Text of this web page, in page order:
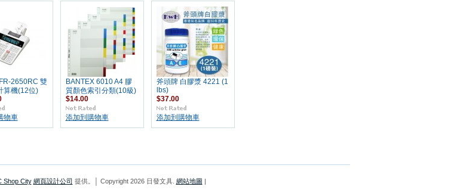
2650RC 雙
算機(12位)
物車
BANTEX 6010 A4 膠
質顏色索引分類(10級)
$14.00
添加到購物車
斧頭牌 白膠漿 4221 (1
lbs)
$37.00
添加到購物車
Shop City 網頁設計公司 提供。│ Copyright 2026 日發文具. 網站地圖